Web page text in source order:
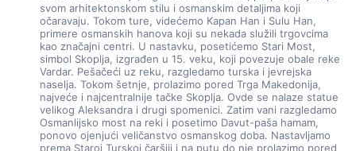
svom arhitektonskom stilu i osmanskim detaljima koji
očaravaju. Tokom ture, videćemo Kapan Han i Sulu Han,
primere osmanskih hanova koji su nekada služili trgovcima
kao značajni centri. U nastavku, posetićemo Stari Most,
simbol Skoplja, izgrađen u 15. veku, koji povezuje obale reke
Vardar. Pešačeći uz reku, razgledamo turska i jevrejska
naselja. Tokom šetnje, prolazimo pored Trga Makedonija,
najveće i najcentralnije tačke Skoplja. Ovde se nalaze statue
velikog Aleksandra i drugi spomenici. Zatim vani razgledamo
Osmanlijsko most na reki i posetimo Davut-paša hamam,
ponovo ojenjući veličanstvo osmanskog doba. Nastavljamo
prema Staroj Turskoj čaršiji i na putu do nje prolazimo pored